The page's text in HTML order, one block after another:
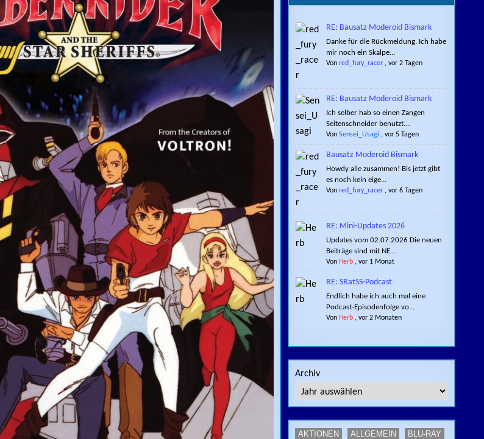
RE: Bausatz Moderoid Bismark
Danke für die Rückmeldung. Ich habe
mir noch ein Skalpe...
Von red_fury_racer, vor 2 Tagen
RE: Bausatz Moderoid Bismark
Ich selber hab so einen Zangen
Seitenschneider benutzt....
Von Sensei_Usagi , vor 5 Tagen
Bausatz Moderoid Bismark
Howdy alle zusammen! Bis jetzt gibt
es noch kein eige...
Von red_fury_racer, vor 6 Tagen
RE: Mini-Updates 2026
Updates vom 02.07.2026 Die neuen
Beiträge sind mit NE...
Von Herb, vor 1 Monat
RE: SRatSS-Podcast
Endlich habe ich auch mal eine
Podcast-Episodenfolge vo...
Von Herb, vor 2 Monaten
Archiv
AKTIONEN ALLGEMEIN
BLU-RAY